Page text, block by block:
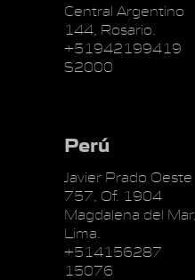
Central Argentino
144, Rosario.
+51942199419
S2000
Perú
Javier Prado Oeste
757, Of. 1904
Magdalena del Mar,
Lima.
+514156287
15076